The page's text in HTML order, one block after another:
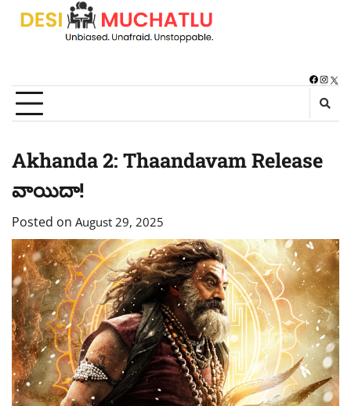
Skip
X
Akhanda 2: Thaandavam Release
వాయిదా!
Posted on August 29, 2025